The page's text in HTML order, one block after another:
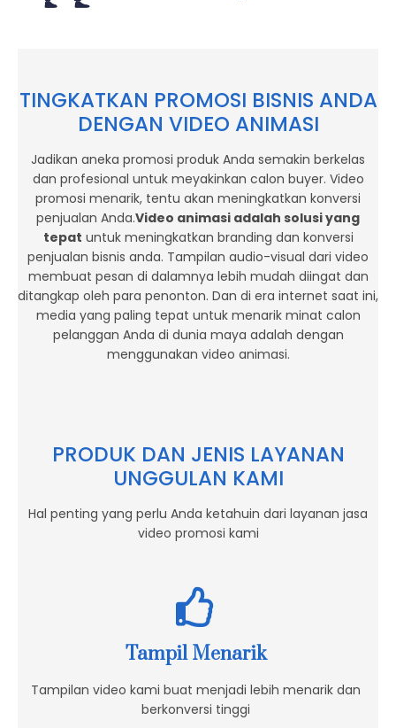
TINGKATKAN PROMOSI BISNIS ANDA
DENGAN VIDEO ANIMASI
Jadikan aneka promosi produk Anda semakin berkelas
dan profesional untuk meyakinkan calon buyer. Video
promosi menarik, tentu akan meningkatkan konversi
penjualan Anda.Video animasi adalah solusi yang
tepat untuk meningkatkan branding dan konversi
penjualan bisnis anda. Tampilan audio-visual dari video
membuat pesan di dalamnya lebih mudah diingat dan
ditangkap oleh para penonton. Dan di era internet saat ini,
media yang paling tepat untuk menarik minat calon
pelanggan Anda di dunia maya adalah dengan
menggunakan video animasi.
PRODUK DAN JENIS LAYANAN
UNGGULAN KAMI
Hal penting yang perlu Anda ketahuin dari layanan jasa
video promosi kami
Tampil Menarik
Tampilan video kami buat menjadi lebih menarik dan
berkonversi tinggi